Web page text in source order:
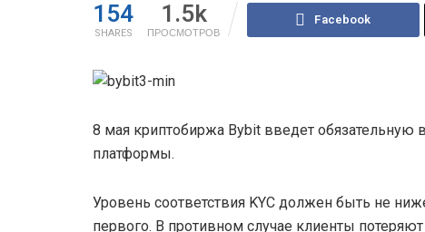
154
SHARES
1.5k
ПРОСМОТРОВ
Facebook
8 мая криптобиржа Bybit введет обязательную
платформы.
Уровень соответствия KYC должен быть не
первого. В противном случае клиенты потеряют